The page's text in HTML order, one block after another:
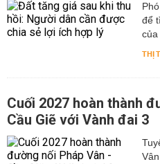
để
của
THỊ
Cuối 2027 hoàn thành
Cầu Giẽ với Vành đai 3